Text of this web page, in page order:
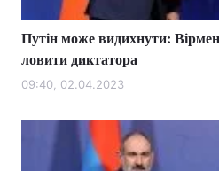
Путін може видихнути:
ловити диктатора
09:40, 02.04.2023